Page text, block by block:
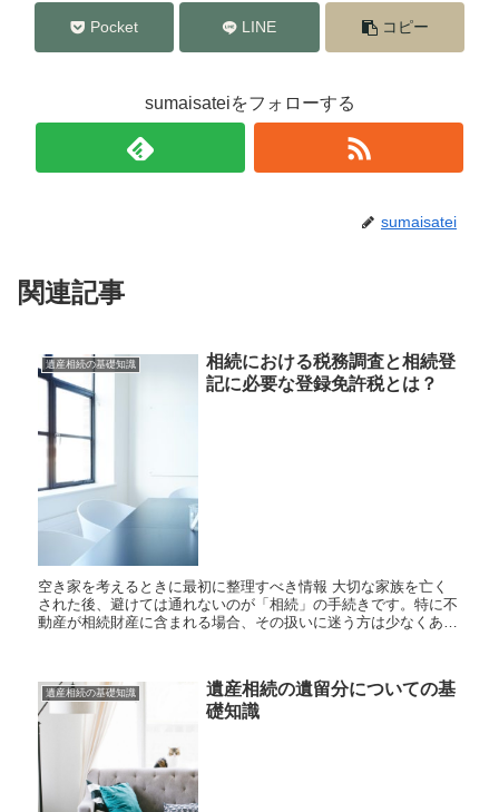
Pocket LINE コピー
sumaisateiをフォローする
sumaisatei
関連記事
遺産相続の基礎知識
相続における税務調査と相続登
記に必要な登録免許税とは？
空き家を考えるときに最初に整理すべき情報 大切な家族を亡く
された後、避けては通れないのが「相続」の手続きです。特に不
動産が相続財産に含まれる場合、その扱いに迷う方は少なくあり
遺産相続の基礎知識
遺産相続の遺留分についての基
礎知識